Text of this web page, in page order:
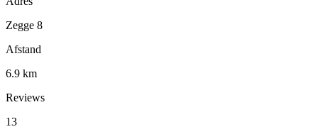
Zegge 8
Afstand
6.9 km
Reviews
13